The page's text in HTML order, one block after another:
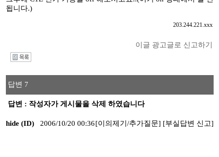
됩니다.)
203.244.221.xxx
이글 광고글로 신고하기
답변 7
답변 : 작성자가 게시물을 삭제 하였습니다
hide (ID) 2006/10/20 00:36[이의제기/추가질문] [부실답변 신고]